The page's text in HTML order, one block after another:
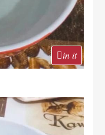
in it